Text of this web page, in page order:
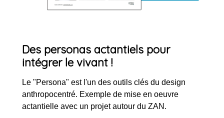
Des personas actantiels pour
intégrer le vivant !
Le "Persona" est l'un des outils clés du design
anthropocentré. Exemple de mise en oeuvre
actantielle avec un projet autour du ZAN.